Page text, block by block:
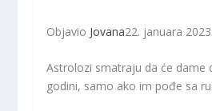
Objavio Jovana22. januara 2023.
Astrolozi smatraju da će dame
godini, samo ako im pođe sa